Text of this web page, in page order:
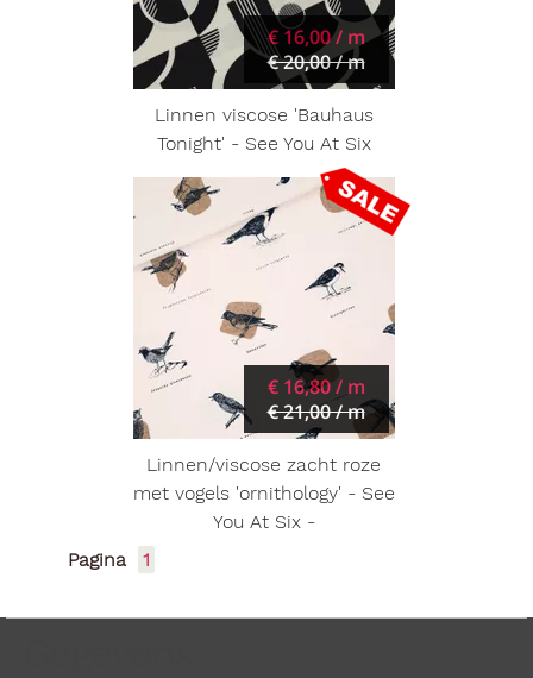
€ 16,00 / m
€ 20,00 / m
Linnen viscose 'Bauhaus
Tonight' - See You At Six
€ 16,80 / m
€ 21,00 / m
Linnen/viscose zacht roze
met vogels 'ornithology' - See
You At Six -
Pagina
1